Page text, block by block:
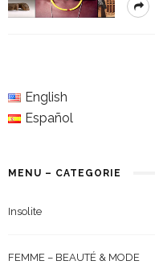
English
Español
MENU – CATEGORIE
Insolite
FEMME – BEAUTÉ & MODE